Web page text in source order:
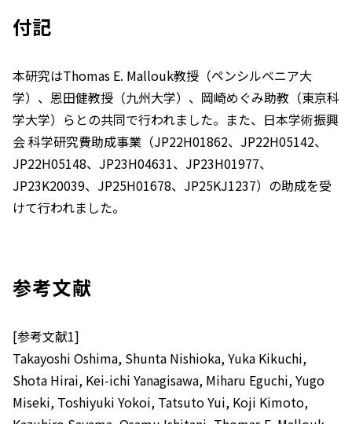
付記
本研究はThomas E. Mallouk教授（ペンシルベニア大
学）、恩田健教授（九州大学）、岡崎めぐみ助教（東京科
学大学）らとの共同で行われました。また、日本学術振興
会 科学研究費助成事業（JP22H01862、JP22H05142、
JP22H05148、JP23H04631、JP23H01977、
JP23K20039、JP25H01678、JP25KJ1237）の助成を受
けて行われました。
参考文献
[参考文献1]
Takayoshi Oshima, Shunta Nishioka, Yuka Kikuchi,
Shota Hirai, Kei-ichi Yanagisawa, Miharu Eguchi, Yugo
Miseki, Toshiyuki Yokoi, Tatsuto Yui, Koji Kimoto,